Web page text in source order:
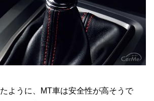
ように、MT車は安全性が高そうで